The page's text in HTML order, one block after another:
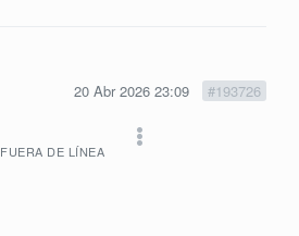
20 Abr 2026 23:09 #193726
FUERA DE LÍNEA